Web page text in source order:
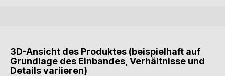
3D-Ansicht des Produktes (beispielhaft auf
Grundlage des Einbandes, Verhältnisse und
Details variieren)